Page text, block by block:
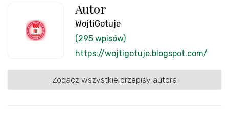
Autor
WojtiGotuje
(295 wpisów)
https://wojtigotuje.blogspot.com/
Zobacz wszystkie przepisy autora